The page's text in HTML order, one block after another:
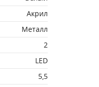
Акрил
Металл
2
LED
5,5